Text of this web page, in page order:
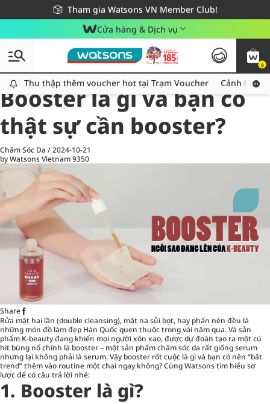
Tham gia Watsons VN Member Club!
Miễn phí giao hàng cho đơn hàng từ 249,000Đ
Giao hàng nhanh 24h - Áp dụng khu vực TP. Hồ Chí Minh
Cửa hàng & Dịch vụ
0
Thu thập thêm voucher hot tại Trạm Voucher
Thu thập thêm voucher hot tại Trạm Voucher Cảnh báo
All
Chăm Sóc Cá Nhân
Booster là gì và bạn có
thật sự cần booster?
Chăm Sóc Da /2024-10-21
by Watsons Vietnam9350
Share
Rửa mặt hai lần (double cleansing), mặt nạ sủi bọt, hay phấn nén đều là
những món đồ làm đẹp Hàn Quốc quen thuộc trong vài năm qua. Và sản
phẩm K-beauty đang khiến mọi người xôn xao, được dự đoán tạo ra một cú
hit bùng nổ chính là booster – một sản phẩm chăm sóc da rất giống serum
nhưng lại không phải là serum. Vậy booster rốt cuộc là gì và bạn có nên “bắt
trend” thêm vào routine một chai ngay không? Cùng Watsons tìm hiểu sơ
lược để có câu trả lời nhé:
1. Booster là gì?